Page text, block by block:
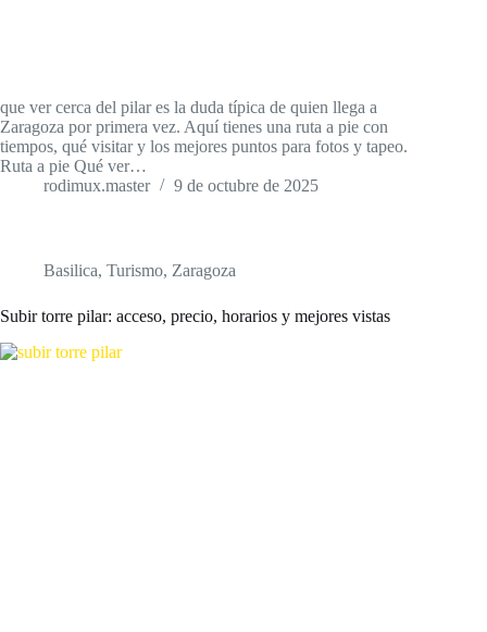
que ver cerca del pilar es la duda típica de quien llega a
Zaragoza por primera vez. Aquí tienes una ruta a pie con
tiempos, qué visitar y los mejores puntos para fotos y tapeo.
Ruta a pie Qué ver…
rodimux.master
9 de octubre de 2025
Basilica, Turismo, Zaragoza
Subir torre pilar: acceso, precio, horarios y mejores vistas